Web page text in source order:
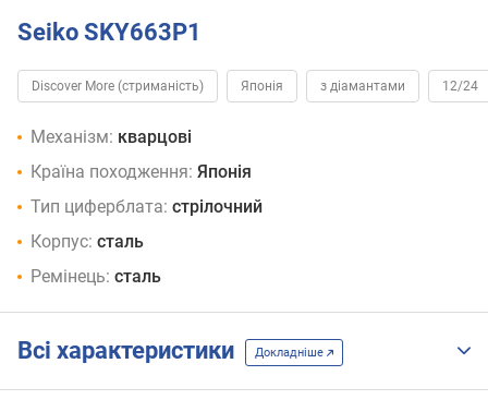
Seiko SKY663P1
Discover More (стриманість) Японія з діамантами 12/24
Механізм: кварцові
Країна походження: Японія
Тип циферблата: стрілочний
Корпус: сталь
Ремінець: сталь
Всі характеристики Докладніше